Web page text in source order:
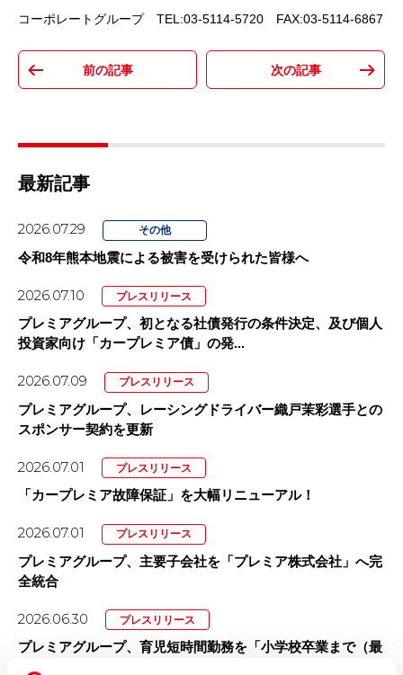
コーポレートグループ TEL:03-5114-5720 FAX:03-5114-6867
最新記事
2026.07.29 その他
令和8年熊本地震による被害を受けられた皆様へ
2026.07.10 プレスリリース
プレミアグループ、初となる社債発行の条件決定、及び個人
投資家向け「カープレミア債」の発...
2026.07.09 プレスリリース
プレミアグループ、レーシングドライバー織戸茉彩選手との
スポンサー契約を更新
2026.07.01 プレスリリース
「カープレミア故障保証」を大幅リニューアル！
2026.07.01 プレスリリース
プレミアグループ、主要子会社を「プレミア株式会社」へ完
全統合
2026.06.30 プレスリリース
プレミアグループ、育児短時間勤務を「小学校卒業まで（最